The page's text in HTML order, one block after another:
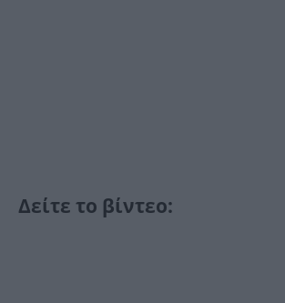
Δείτε το βίντεο: